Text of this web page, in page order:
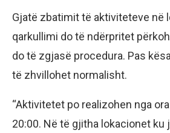
Gjatë zbatimit të aktiviteteve në
qarkullimi do të ndërpritet
do të zgjasë procedura. Pas
të zhvillohet normalisht.
“Aktivitetet po realizohen nga
20:00. Në të gjitha lokacionet ku